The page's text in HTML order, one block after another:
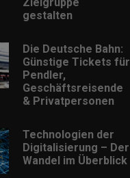
gestalten
Die Deutsche Bahn:
Günstige Tickets für
Pendler,
Geschäftsreisende
& Privatpersonen
Technologien der
Digitalisierung – Der
Wandel im Überblick